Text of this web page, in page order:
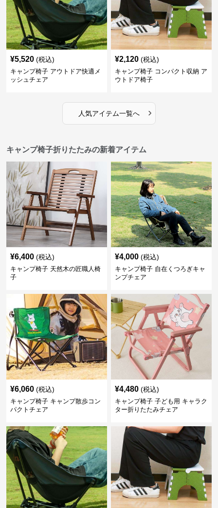
¥5,520 (税込)
キャンプ椅子 アウトドア快適メ
ッシュチェア
¥2,120 (税込)
キャンプ椅子 コンパクト収納 ア
ウトドア椅子
人気アイテム一覧へ ›
キャンプ椅子折りたたみの新着アイテム
¥6,400 (税込)
キャンプ椅子 天然木の匠職人椅
子
¥4,000 (税込)
キャンプ椅子 自在くつろぎキャ
ンプチェア
¥6,060 (税込)
キャンプ椅子 キャンプ散歩コン
パクトチェア
¥4,480 (税込)
キャンプ椅子 子ども用 キャラク
ター折りたたみチェア